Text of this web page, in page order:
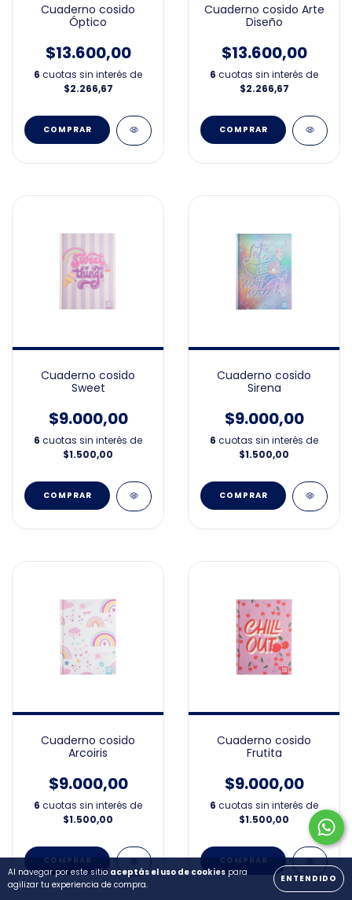
Al navegar por este sitio aceptás el uso de cookiespara
agilizar tu experiencia de compra.
ENTENDIDO
Cuaderno cosido
Óptico
$13.600,00
6 cuotas sin interés de
$2.266,67
Cuaderno cosido Arte
Diseño
$13.600,00
6 cuotas sin interés de
$2.266,67
Cuaderno cosido
Sweet
$9.000,00
6 cuotas sin interés de
$1.500,00
Cuaderno cosido
Sirena
$9.000,00
6 cuotas sin interés de
$1.500,00
Cuaderno cosido
Arcoiris
$9.000,00
6 cuotas sin interés de
$1.500,00
Cuaderno cosido
Frutita
$9.000,00
6 cuotas sin interés de
$1.500,00